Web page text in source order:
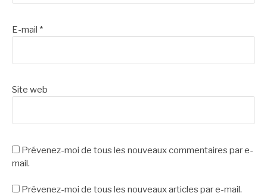
E-mail *
Site web
Prévenez-moi de tous les nouveaux commentaires par e-
mail.
Prévenez-moi de tous les nouveaux articles par e-mail.